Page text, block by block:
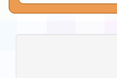
告(不
程安排
「桃